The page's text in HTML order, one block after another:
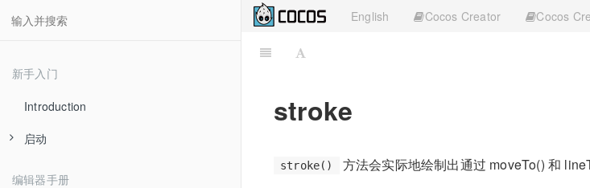
新手入门
Introduction
启动
Dashboard
编辑器手册
English Cocos Creator Cocos
stroke
stroke() 方法会实际地绘制出通过 moveTo() 和